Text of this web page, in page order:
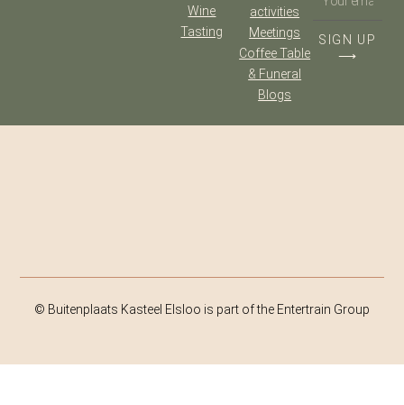
Wine
Tasting
activities
Meetings
Coffee Table
& Funeral
Blogs
SIGN UP
⟶
© Buitenplaats Kasteel Elsloo is part of the Entertrain Group